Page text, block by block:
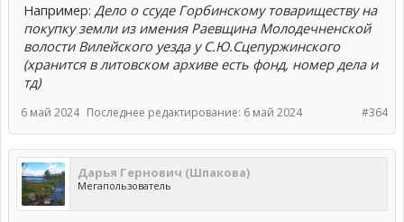
Например: Дело о ссуде Горбинскому товариществу на
покупку земли из имения Раевщина Молодечненской
волости Вилейского уезда у С.Ю.Сцепуржинского
(хранится в литовском архиве есть фонд, номер дела и
тд)
#364
6 май 2024 Последнее редактирование: 6 май 2024
Дарья Гернович (Шпакова)
Мегапользователь